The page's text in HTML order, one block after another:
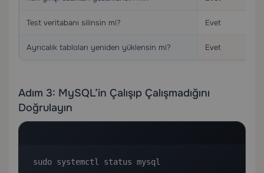
Test veritabanı silinsin mi? Evet
Ayrıcalık tabloları yeniden yüklensin mi? Evet
Adım 3: MySQL’in Çalışıp Çalışmadığını
Doğrulayın
sudo systemctl status mysql